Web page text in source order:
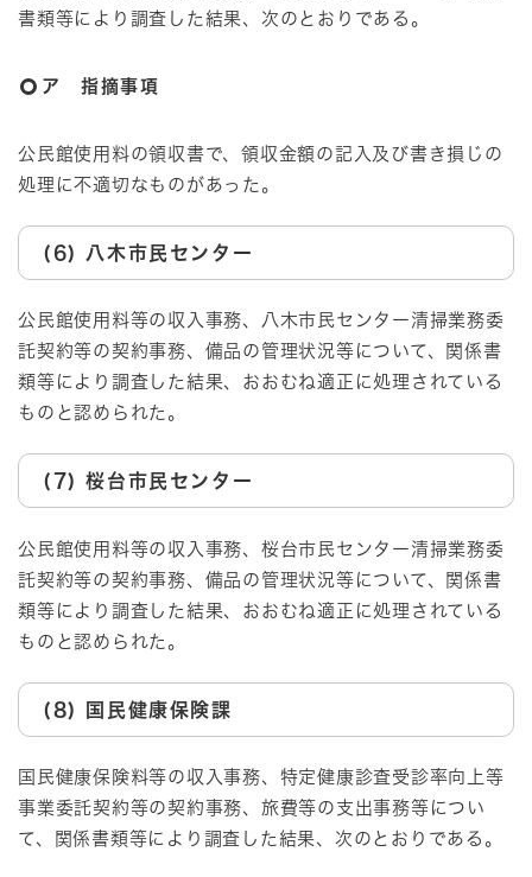
書類等により調査した結果、次のとおりである。
ア 指摘事項
公民館使用料の領収書で、領収金額の記入及び書き損じの
処理に不適切なものがあった。
(6) 八木市民センター
公民館使用料等の収入事務、八木市民センター清掃業務委
託契約等の契約事務、備品の管理状況等について、関係書
類等により調査した結果、おおむね適正に処理されている
ものと認められた。
(7) 桜台市民センター
公民館使用料等の収入事務、桜台市民センター清掃業務委
託契約等の契約事務、備品の管理状況等について、関係書
類等により調査した結果、おおむね適正に処理されている
ものと認められた。
(8) 国民健康保険課
国民健康保険料等の収入事務、特定健康診査受診率向上等
事業委託契約等の契約事務、旅費等の支出事務等につい
て、関係書類等により調査した結果、次のとおりである。